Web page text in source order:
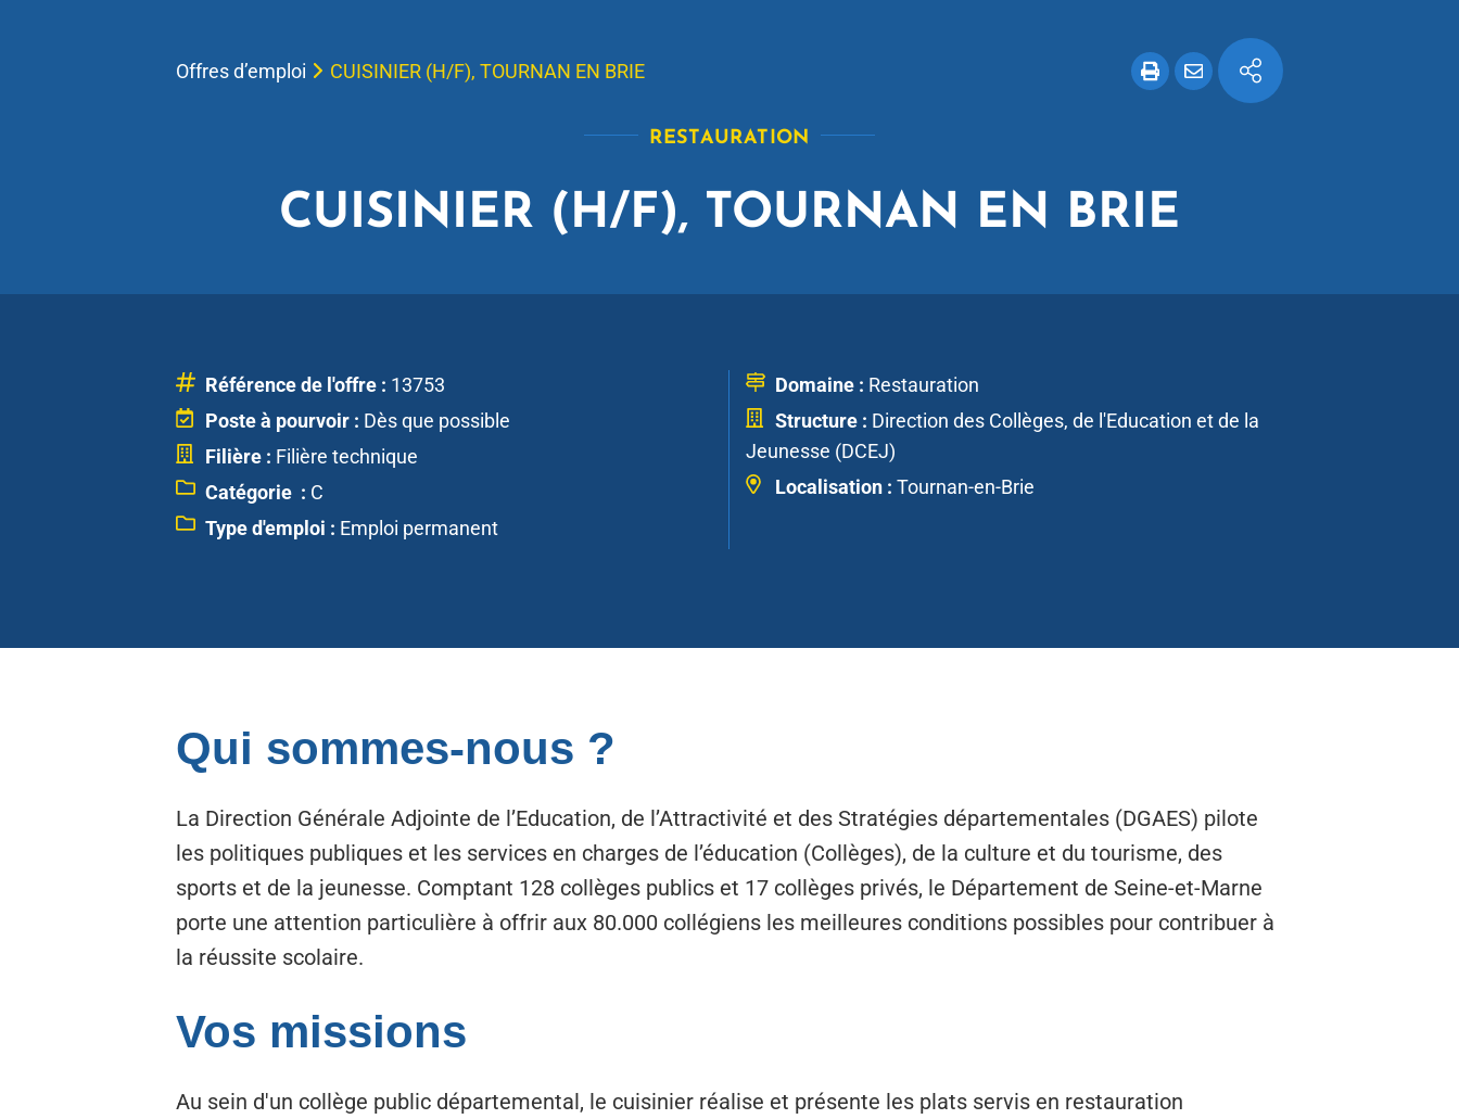
Offres d’emploi CUISINIER (H/F), TOURNAN EN BRIE
CUISINIER (H/F), TOURNAN EN BRIE
RESTAURATION
Référence de l'offre : 13753
Poste à pourvoir : Dès que possible
Filière : Filière technique
Catégorie : C
Type d'emploi : Emploi permanent
Domaine : Restauration
Structure : Direction des Collèges, de l'Education et de la
Jeunesse (DCEJ)
Localisation : Tournan-en-Brie
Qui sommes-nous ?
La Direction Générale Adjointe de l’Education, de l’Attractivité et des Stratégies départementales (DGAES) pilote
les politiques publiques et les services en charges de l’éducation (Collèges), de la culture et du tourisme, des
sports et de la jeunesse. Comptant 128 collèges publics et 17 collèges privés, le Département de Seine-et-Marne
porte une attention particulière à offrir aux 80.000 collégiens les meilleures conditions possibles pour contribuer à
la réussite scolaire.
Vos missions
Au sein d'un collège public départemental, le cuisinier réalise et présente les plats servis en restauration